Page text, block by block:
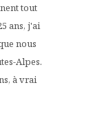
tout
ans, j'ai
nous
Alpes.
à vrai